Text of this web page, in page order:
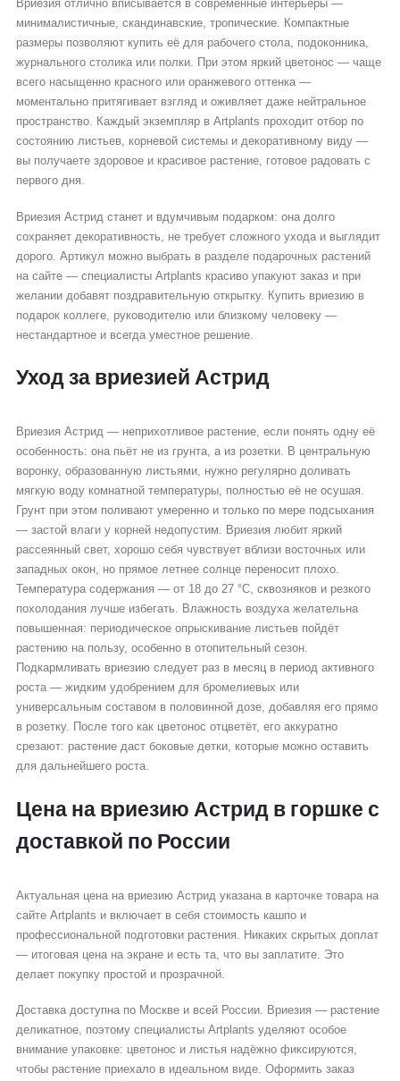
Вриезия отлично вписывается в современные интерьеры —
минималистичные, скандинавские, тропические. Компактные
размеры позволяют купить её для рабочего стола, подоконника,
журнального столика или полки. При этом яркий цветонос — чаще
всего насыщенно красного или оранжевого оттенка —
моментально притягивает взгляд и оживляет даже нейтральное
пространство. Каждый экземпляр в Artplants проходит отбор по
состоянию листьев, корневой системы и декоративному виду —
вы получаете здоровое и красивое растение, готовое радовать с
первого дня.
Вриезия Астрид станет и вдумчивым подарком: она долго
сохраняет декоративность, не требует сложного ухода и выглядит
дорого. Артикул можно выбрать в разделе подарочных растений
на сайте — специалисты Artplants красиво упакуют заказ и при
желании добавят поздравительную открытку. Купить вриезию в
подарок коллеге, руководителю или близкому человеку —
нестандартное и всегда уместное решение.
Уход за вриезией Астрид
Вриезия Астрид — неприхотливое растение, если понять одну её
особенность: она пьёт не из грунта, а из розетки. В центральную
воронку, образованную листьями, нужно регулярно доливать
мягкую воду комнатной температуры, полностью её не осушая.
Грунт при этом поливают умеренно и только по мере подсыхания
— застой влаги у корней недопустим. Вриезия любит яркий
рассеянный свет, хорошо себя чувствует вблизи восточных или
западных окон, но прямое летнее солнце переносит плохо.
Температура содержания — от 18 до 27 °C, сквозняков и резкого
похолодания лучше избегать. Влажность воздуха желательна
повышенная: периодическое опрыскивание листьев пойдёт
растению на пользу, особенно в отопительный сезон.
Подкармливать вриезию следует раз в месяц в период активного
роста — жидким удобрением для бромелиевых или
универсальным составом в половинной дозе, добавляя его прямо
в розетку. После того как цветонос отцветёт, его аккуратно
срезают: растение даст боковые детки, которые можно оставить
для дальнейшего роста.
Цена на вриезию Астрид в горшке с
доставкой по России
Актуальная цена на вриезию Астрид указана в карточке товара на
сайте Artplants и включает в себя стоимость кашпо и
профессиональной подготовки растения. Никаких скрытых доплат
— итоговая цена на экране и есть та, что вы заплатите. Это
делает покупку простой и прозрачной.
Доставка доступна по Москве и всей России. Вриезия — растение
деликатное, поэтому специалисты Artplants уделяют особое
внимание упаковке: цветонос и листья надёжно фиксируются,
чтобы растение приехало в идеальном виде. Оформить заказ